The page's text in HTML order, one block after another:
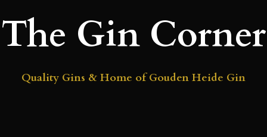
The Gin Corner
Quality Gins & Home of Gouden Heide Gin